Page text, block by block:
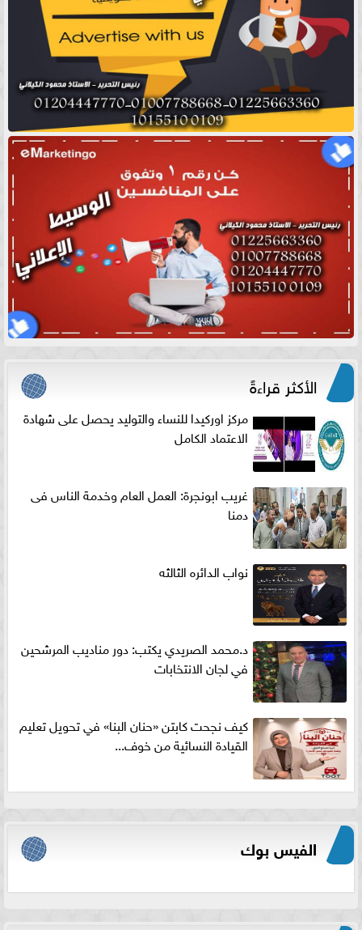
الأكثر قراءةً
مركز اوركيدا للنساء والتوليد يحصل على شهادة
الاعتماد الكامل
غريب ابونجرة: العمل العام وخدمة الناس فى
دمنا
نواب الدائره الثالثه
د.محمد الصريدي يكتب: دور مناديب المرشحين
في لجان الانتخابات
كيف نجحت كابتن «حنان البنا» في تحويل تعليم
القيادة النسائية من خوف...
الفيس بوك